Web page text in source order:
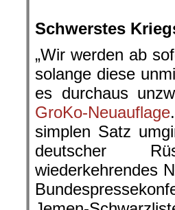
Schwerstes
„Wir werden ab
solange diese
es durchaus
GroKo-Neuauflage
simplen Satz
deutscher
wiederkehrendes